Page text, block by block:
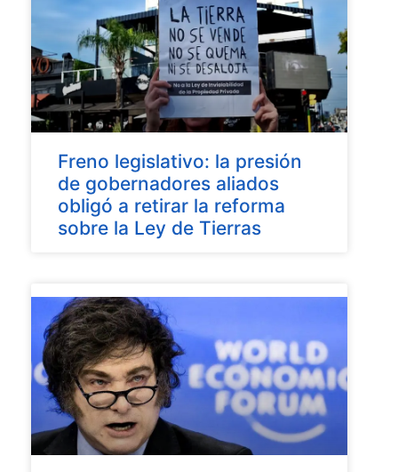
Freno legislativo: la presión
de gobernadores aliados
obligó a retirar la reforma
sobre la Ley de Tierras